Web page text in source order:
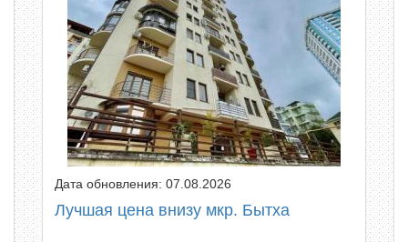
Дата обновления: 07.08.2026
Лучшая цена внизу мкр. Бытха